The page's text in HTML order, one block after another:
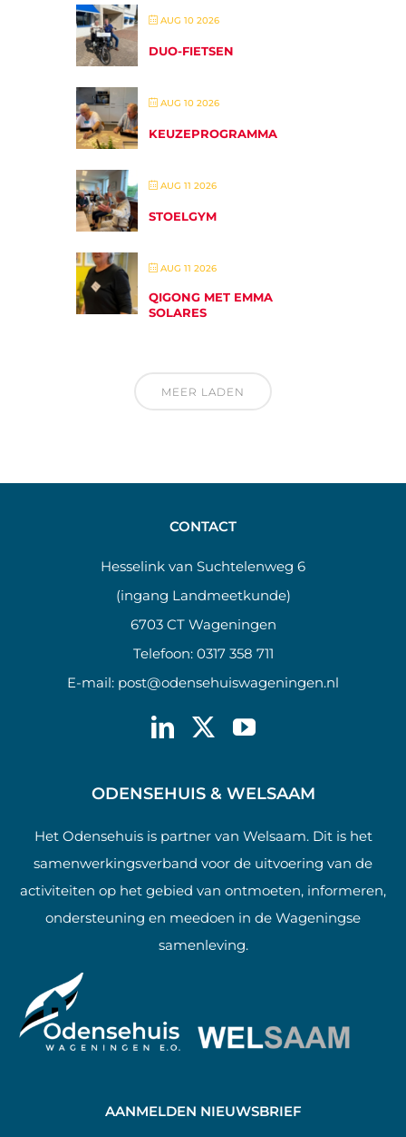
AUG 10 2026
DUO-FIETSEN
AUG 10 2026
KEUZEPROGRAMMA
AUG 11 2026
STOELGYM
AUG 11 2026
QIGONG MET EMMA
SOLARES
MEER LADEN
CONTACT
Hesselink van Suchtelenweg 6
(ingang Landmeetkunde)
6703 CT Wageningen
Telefoon: 0317 358 711
E-mail: post@odensehuiswageningen.nl
ODENSEHUIS & WELSAAM
Het Odensehuis is partner van Welsaam. Dit is het
samenwerkingsverband voor de uitvoering van de
activiteiten op het gebied van ontmoeten, informeren,
ondersteuning en meedoen in de Wageningse
samenleving.
AANMELDEN NIEUWSBRIEF